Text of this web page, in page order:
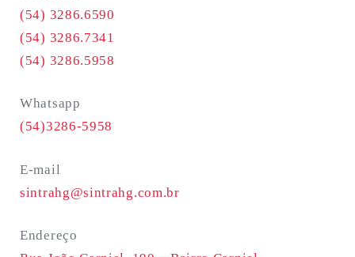
(54) 3286.6590
(54) 3286.7341
(54) 3286.5958
Whatsapp
(54)3286-5958
E-mail
sintrahg@sintrahg.com.br
Endereço